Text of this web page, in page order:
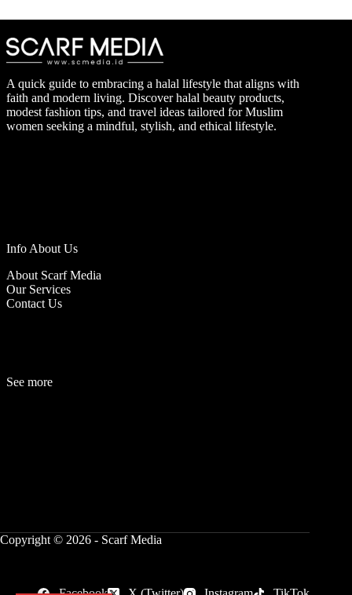
A quick guide to embracing a halal lifestyle that aligns with
faith and modern living. Discover halal beauty products,
modest fashion tips, and travel ideas tailored for Muslim
women seeking a mindful, stylish, and ethical lifestyle.
Info About Us
About Scarf Media
Our Services
Contact Us
See more
Copyright © 2026 - Scarf Media